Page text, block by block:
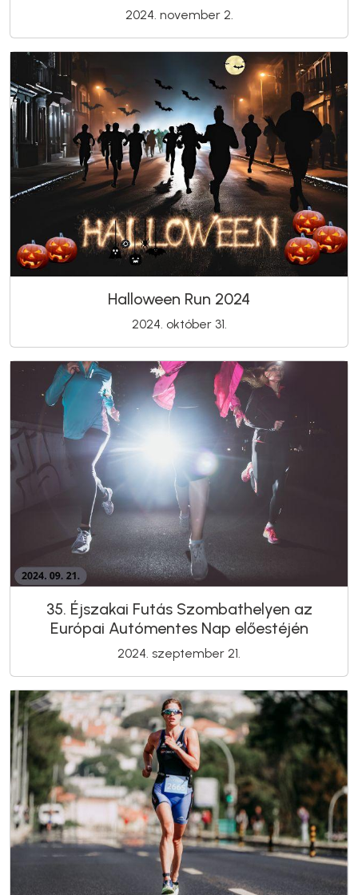
2024. november 2.
Halloween Run 2024
2024. október 31.
35. Éjszakai Futás Szombathelyen az
Európai Autómentes Nap előestéjén
2024. szeptember 21.